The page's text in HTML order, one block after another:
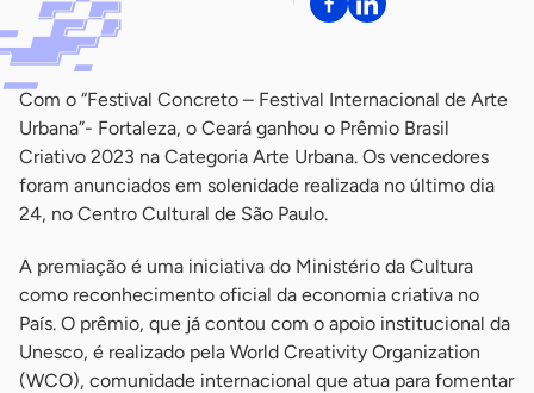
Com o “Festival Concreto – Festival Internacional de Arte
Urbana”- Fortaleza, o Ceará ganhou o Prêmio Brasil
Criativo 2023 na Categoria Arte Urbana. Os vencedores
foram anunciados em solenidade realizada no último dia
24, no Centro Cultural de São Paulo.
A premiação é uma iniciativa do Ministério da Cultura
como reconhecimento oficial da economia criativa no
País. O prêmio, que já contou com o apoio institucional da
Unesco, é realizado pela World Creativity Organization
(WCO), comunidade internacional que atua para fomentar